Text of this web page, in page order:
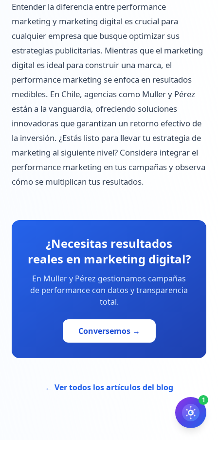
Entender la diferencia entre performance
marketing y marketing digital es crucial para
cualquier empresa que busque optimizar sus
estrategias publicitarias. Mientras que el marketing
digital es ideal para construir una marca, el
performance marketing se enfoca en resultados
medibles. En Chile, agencias como Muller y Pérez
están a la vanguardia, ofreciendo soluciones
innovadoras que garantizan un retorno efectivo de
la inversión. ¿Estás listo para llevar tu estrategia de
marketing al siguiente nivel? Considera integrar el
performance marketing en tus campañas y observa
cómo se multiplican tus resultados.
¿Necesitas resultados
reales en marketing digital?
En Muller y Pérez gestionamos campañas
de performance con datos y transparencia
total.
Conversemos →
← Ver todos los artículos del blog
1